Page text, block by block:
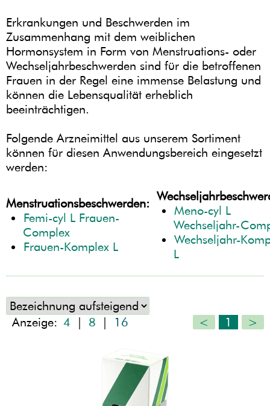
Erkrankungen und Beschwerden im
Zusammenhang mit dem weiblichen
Hormonsystem in Form von Menstruations- oder
Wechseljahrbeschwerden sind für die betroffenen
Frauen in der Regel eine immense Belastung und
können die Lebensqualität erheblich
beeinträchtigen.
Folgende Arzneimittel aus unserem Sortiment
können für diesen Anwendungsbereich eingesetzt
werden:
Menstruationsbeschwerden:
Femi-cyl L Frauen-
Complex
Frauen-Komplex L
Meno-cyl L
Wechseljahr-
Wechseljahr-
L
Anzeige: 4 | 8 | 16 < 1 >